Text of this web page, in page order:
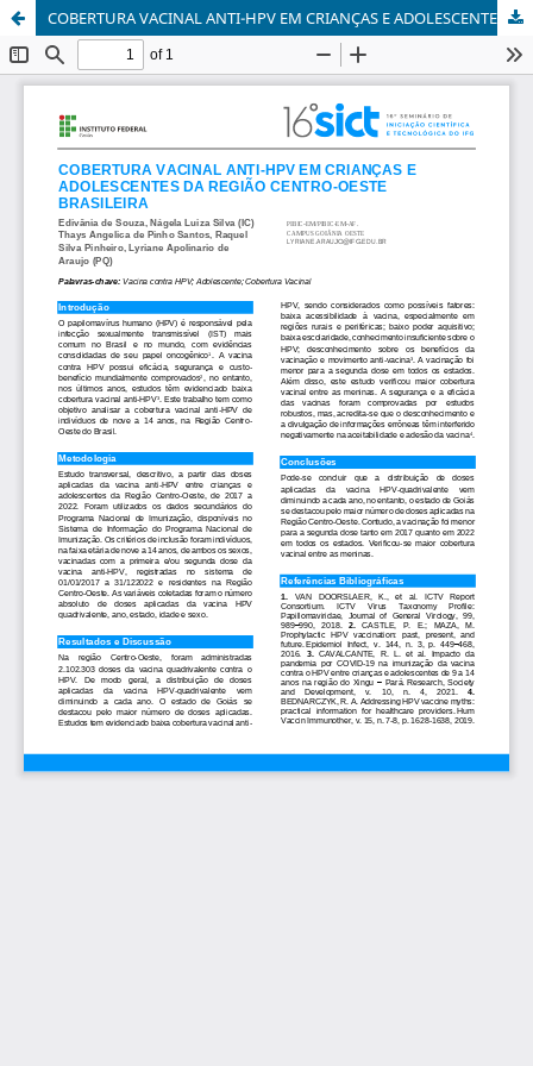
COBERTURA VACINAL ANTI-HPV EM CRIANÇAS E ADOLESCENTES DA REGIÃO CENTRO-OESTE BRASILEIRA